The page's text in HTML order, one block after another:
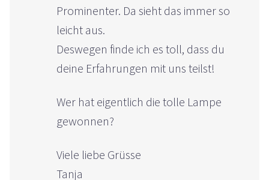
Prominenter. Da sieht das immer so
leicht aus.
Deswegen finde ich es toll, dass du
deine Erfahrungen mit uns teilst!
Wer hat eigentlich die tolle Lampe
gewonnen?
Viele liebe Grüsse
Tanja